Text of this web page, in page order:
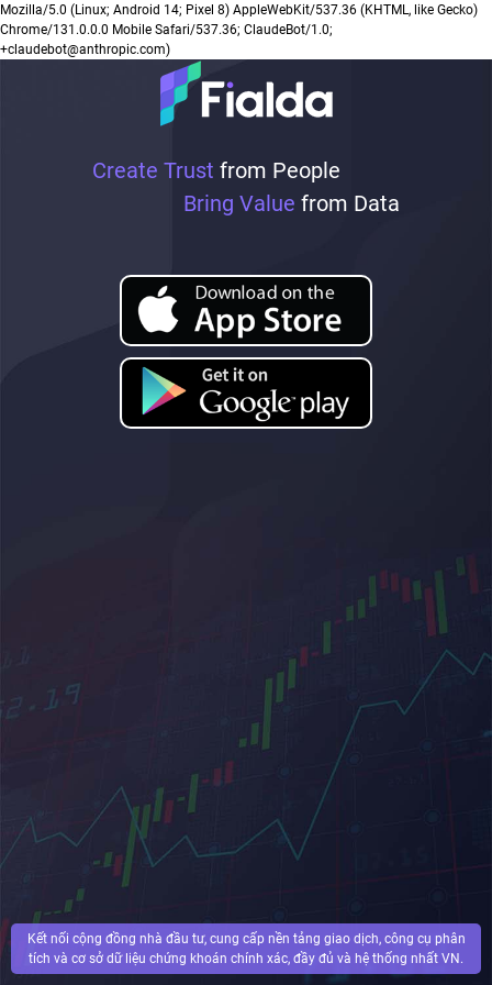
Create Trust from People
Bring Value from Data
Kết nối cộng đồng nhà đầu tư, cung cấp nền tảng giao dịch, công cụ phân
tích và cơ sở dữ liệu chứng khoán chính xác, đầy đủ và hệ thống nhất VN.
Mozilla/5.0 (Linux; Android 14; Pixel 8) AppleWebKit/537.36 (KHTML, like Gecko)
Chrome/131.0.0.0 Mobile Safari/537.36; ClaudeBot/1.0;
+claudebot@anthropic.com)